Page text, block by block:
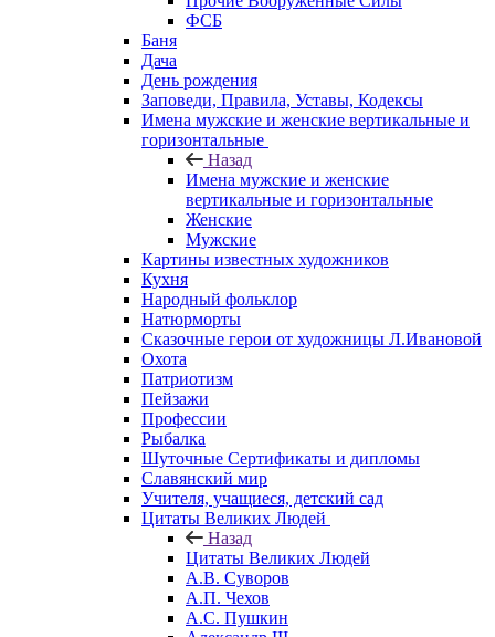
ФСБ
Баня
Дача
День рождения
Заповеди, Правила, Уставы, Кодексы
Имена мужские и женские вертикальные и
горизонтальные
Назад
Имена мужские и женские
вертикальные и горизонтальные
Женские
Мужские
Картины известных художников
Кухня
Народный фольклор
Натюрморты
Сказочные герои от художницы Л.Ивановой
Охота
Патриотизм
Пейзажи
Профессии
Рыбалка
Шуточные Сертификаты и дипломы
Славянский мир
Учителя, учащиеся, детский сад
Цитаты Великих Людей
Назад
Цитаты Великих Людей
А.В. Суворов
А.П. Чехов
А.С. Пушкин